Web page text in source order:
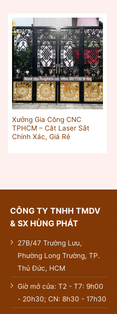
Xưởng Gia Công CNC
TPHCM – Cắt Laser Sắt
Chính Xác, Giá Rẻ
CÔNG TY TNHH TMDV
& SX HÙNG PHÁT
27B/47 Trường Lưu,
Phường Long Trường, TP.
Thủ Đức, HCM
Giờ mở cửa: T2 - T7: 9h00
- 20h30; CN: 8h30 - 17h30